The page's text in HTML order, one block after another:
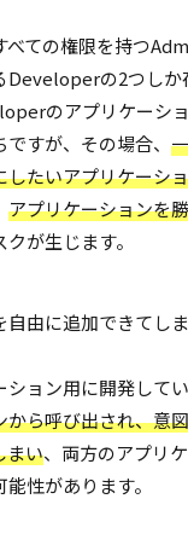
べての権限を持つ
Developerの2つしか
のアプリケーシ
ですが、その場合、
したいアプリケーシ
アプリケーションを
が生じます。
自由に追加できてし
ション用に開発して
から呼び出され、意
まい、両方のアプリ
性があります。